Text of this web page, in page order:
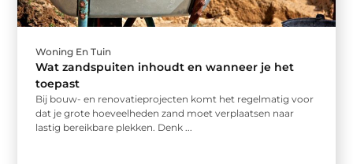
Woning En Tuin
Wat zandspuiten inhoudt en wanneer je het
toepast
Bij bouw- en renovatieprojecten komt het regelmatig voor
dat je grote hoeveelheden zand moet verplaatsen naar
lastig bereikbare plekken. Denk ...